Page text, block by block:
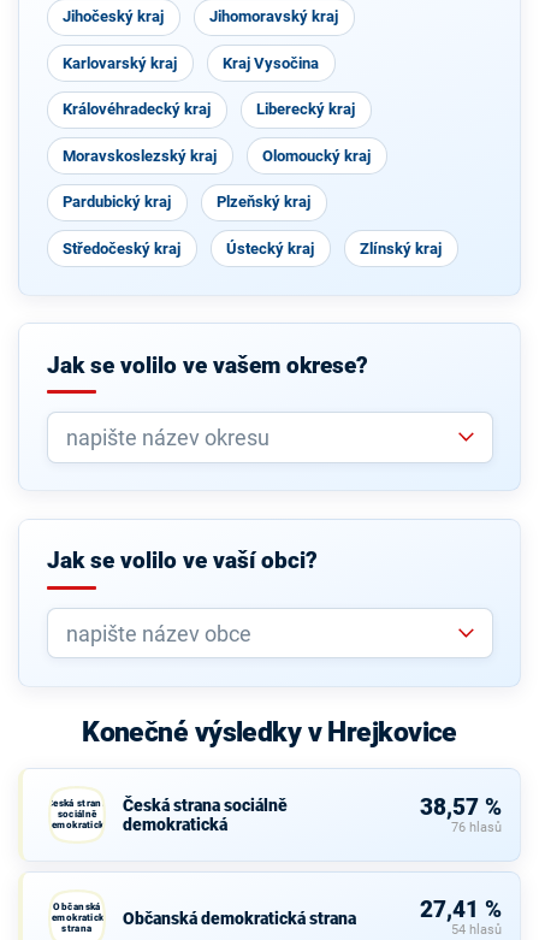
Jihočeský kraj Jihomoravský kraj
Karlovarský kraj Kraj Vysočina
Královéhradecký kraj Liberecký kraj
Moravskoslezský kraj Olomoucký kraj
Pardubický kraj Plzeňský kraj
Středočeský kraj Ústecký kraj Zlínský kraj
Jak se volilo ve vašem okrese?
Jak se volilo ve vaší obci?
Konečné výsledky v Hrejkovice
Česká strana
sociálně
demokratická
Česká strana sociálně
demokratická
38,57 %
76 hlasů
Občanská
demokratická
strana
Občanská demokratická strana 27,41 %
54 hlasů